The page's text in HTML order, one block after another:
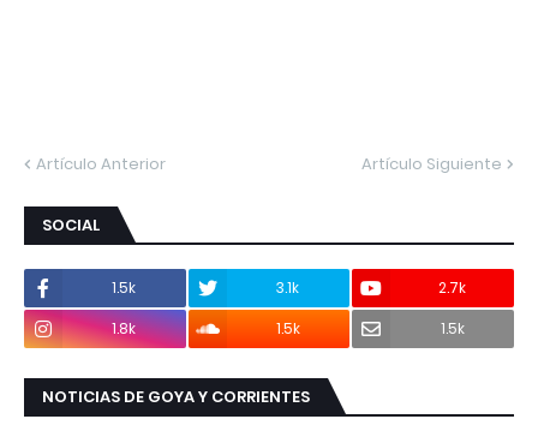
Artículo Anterior Artículo Siguiente
SOCIAL
1.5k 3.1k
2.7k
1.8k
1.5k 1.5k
NOTICIAS DE GOYA Y CORRIENTES